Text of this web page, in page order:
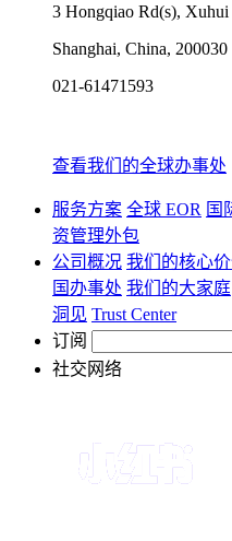
3 Hongqiao Rd(s),
Shanghai, China, 200030
021-61471593
查看我们的全球办事处
服务方案 全球 EOR 国
资管理外包
公司概况 我们的核心
国办事处 我们的大家庭
洞见 Trust Center
订阅
社交网络